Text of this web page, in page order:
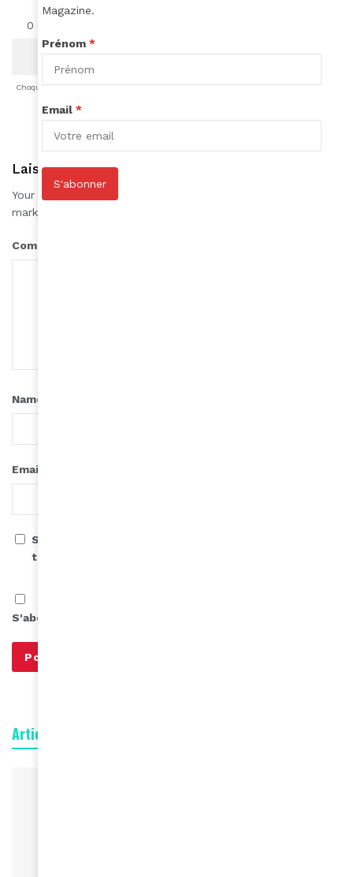
0
Choqué Content Fâché Inspiré Like LOL Triste
Laisser une réponse
Your email address will not be published.
marked
Comment
Name
Email
Save my name, email, and website in this browser for
the next time I comment.
S'abonner à notre infolettre
Articles connexes
Magazine.
Prénom *
Email *
S'abonner